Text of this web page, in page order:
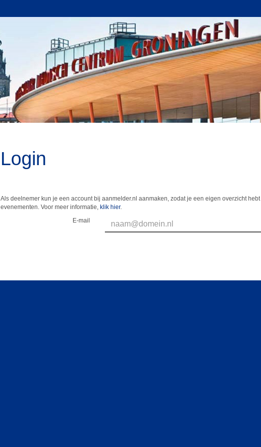
Login
Als deelnemer kun je een account bij aanmelder.nl aanmaken, zodat je een eigen overzicht
evenementen. Voor meer informatie, klik hier.
E-mail